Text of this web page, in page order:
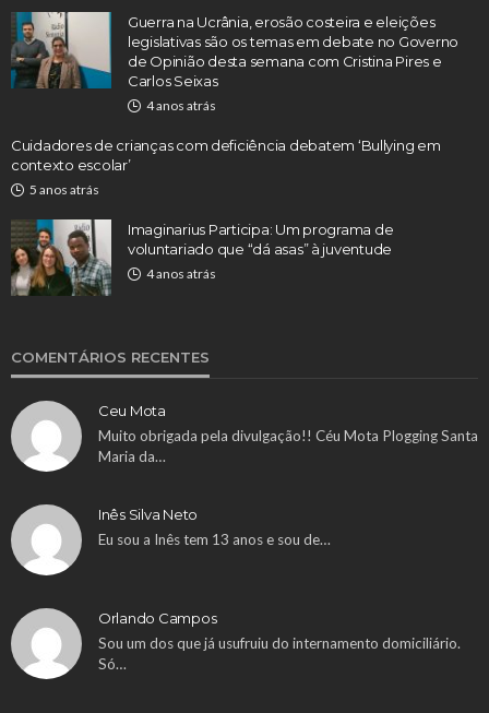
Guerra na Ucrânia, erosão costeira e eleições
legislativas são os temas em debate no Governo
de Opinião desta semana com Cristina Pires e
Carlos Seixas
4 anos atrás
Cuidadores de crianças com deficiência debatem ‘Bullying em
contexto escolar’
5 anos atrás
Imaginarius Participa: Um programa de
voluntariado que “dá asas” à juventude
4 anos atrás
COMENTÁRIOS RECENTES
Ceu Mota
Muito obrigada pela divulgação!! Céu Mota Plogging Santa
Maria da…
Inês Silva Neto
Eu sou a Inês tem 13 anos e sou de…
Orlando Campos
Sou um dos que já usufruiu do internamento domiciliário.
Só…